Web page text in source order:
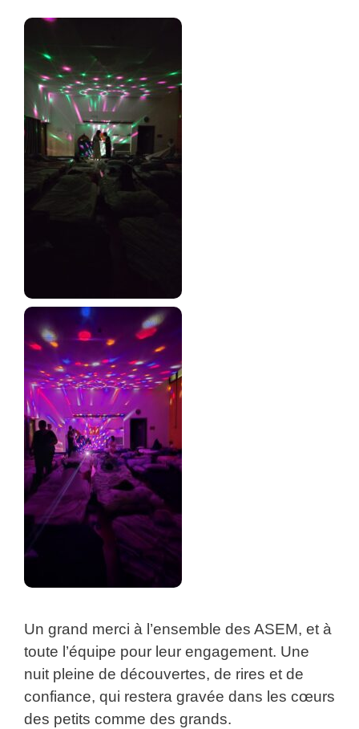
Un grand merci à l’ensemble des ASEM, et à
toute l’équipe pour leur engagement. Une
nuit pleine de découvertes, de rires et de
confiance, qui restera gravée dans les cœurs
des petits comme des grands.